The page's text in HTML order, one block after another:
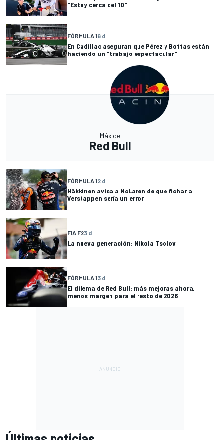
"Estoy cerca del 10"
FÓRMULA 16 d
En Cadillac aseguran que Pérez y Bottas están
haciendo un "trabajo espectacular"
Más de
Red Bull
FÓRMULA 12 d
Häkkinen avisa a McLaren de que fichar a
Verstappen sería un error
FIA F23 d
La nueva generación: Nikola Tsolov
FÓRMULA 13 d
El dilema de Red Bull: más mejoras ahora,
menos margen para el resto de 2026